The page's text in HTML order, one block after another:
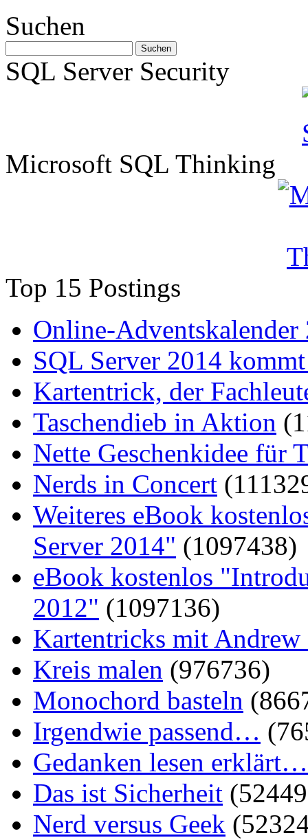
Suchen
SQL Server Security
Microsoft SQL Thinking
Top 15 Postings
Online-Adventskalender
SQL Server 2014
Kartentrick, der
Taschendieb in Aktion
Nette Geschenkidee für
Nerds in Concert
Weiteres eBook
Server 2014" (1097438)
eBook kostenlos
2012" (1097136)
Kartentricks mit
Kreis malen (976736)
Monochord basteln
Irgendwie passend…
Gedanken lesen erklärt…
Das ist Sicherheit
Nerd versus Geek